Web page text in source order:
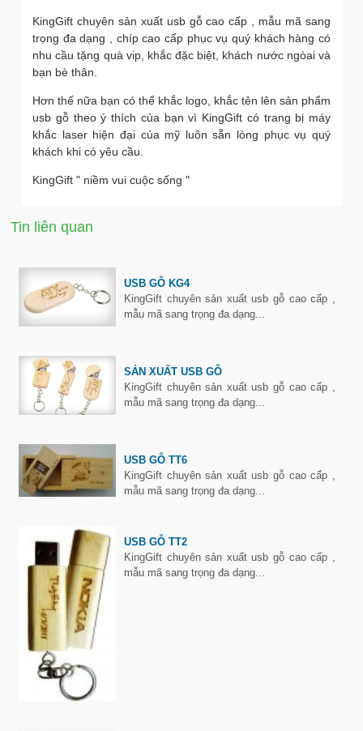
KingGift chuyên sản xuất usb gỗ cao cấp , mẫu mã sang
trọng đa dạng , chíp cao cấp phục vụ quý khách hàng có
nhu cầu tặng quà vip, khắc đặc biệt, khách nước ngòai và
bạn bè thân.
Hơn thế nữa bạn có thể khắc logo, khắc tên lên sản phẩm
usb gỗ theo ý thích của bạn vì KingGift có trang bị máy
khắc laser hiện đại của mỹ luôn sẵn lòng phục vụ quý
khách khi có yêu cầu.
KingGift " niềm vui cuộc sống "
Tin liên quan
USB GỖ KG4
KingGift chuyên sản xuất usb gỗ cao cấp ,
mẫu mã sang trọng đa dạng...
SẢN XUẤT USB GỖ
KingGift chuyên sản xuất usb gỗ cao cấp ,
mẫu mã sang trọng đa dạng...
USB GỖ TT6
KingGift chuyên sản xuất usb gỗ cao cấp ,
mẫu mã sang trọng đa dạng...
USB GỖ TT2
KingGift chuyên sản xuất usb gỗ cao cấp ,
mẫu mã sang trọng đa dạng...